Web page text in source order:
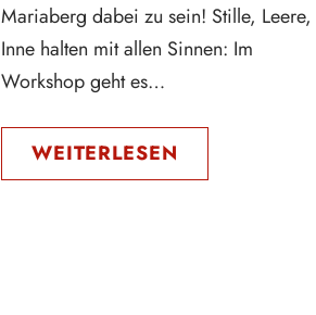
Mariaberg dabei zu sein! Stille, Leere,
Inne halten mit allen Sinnen: Im
Workshop geht es…
WEITERLESEN